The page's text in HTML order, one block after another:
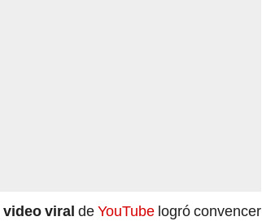
video viral deYouTube logró convencer